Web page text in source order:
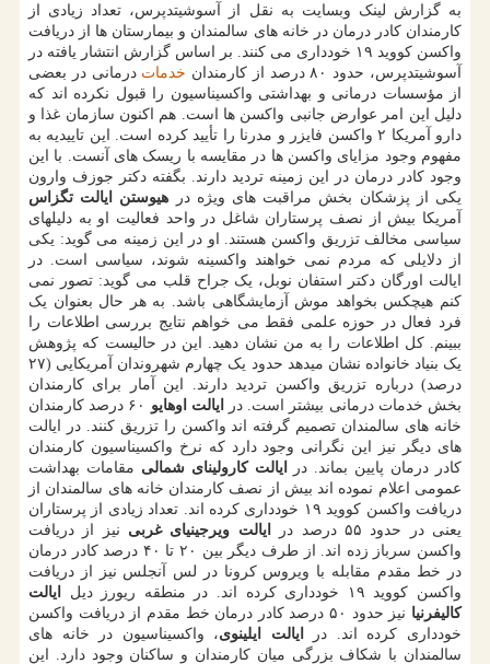
به گزارش لینک وبسایت به نقل از آسوشیتدپرس، تعداد زیادی از
کارمندان کادر درمان در خانه های سالمندان و بیمارستان ها از دریافت
واکسن کووید ۱۹ خودداری می کنند. بر اساس گزارش انتشار یافته در
آسوشیتدپرس، حدود ۸۰ درصد از کارمندان
خدمات درمانی در بعضی
از مؤسسات درمانی و بهداشتی واکسیناسیون را قبول نکرده اند که
دلیل این امر عوارض جانبی واکسن ها است. هم اکنون سازمان غذا و
دارو آمریکا ۲ واکسن فایزر و مدرنا را تأیید کرده است. این تاییدیه به
مفهوم وجود مزایای واکسن ها در مقایسه با ریسک های آنست. با این
وجود کادر درمان در این زمینه تردید دارند. بگفته دکتر جوزف وارون
یکی از پزشکان بخش مراقبت های ویژه در
هیوستن ایالت تگزاس
آمریکا بیش از نصف پرستاران شاغل در واحد فعالیت او به دلیلهای
سیاسی مخالف تزریق واکسن هستند. او در این زمینه می گوید: یکی
از دلایلی که مردم نمی خواهند واکسینه شوند، سیاسی است. در
ایالت اورگان دکتر استفان نوبل، یک جراح قلب می گوید: تصور نمی
کنم هیچکس بخواهد موش آزمایشگاهی باشد. به هر حال بعنوان یک
فرد فعال در حوزه علمی فقط می خواهم نتایج بررسی اطلاعات را
ببینم. کل اطلاعات را به من نشان دهید. این در حالیست که پژوهش
یک بنیاد خانواده نشان میدهد حدود یک چهارم شهروندان آمریکایی (۲۷
درصد) درباره تزریق واکسن تردید دارند. این آمار برای کارمندان
بخش خدمات درمانی بیشتر است. در
ایالت اوهایو
۶۰ درصد کارمندان
خانه های سالمندان تصمیم گرفته اند واکسن را تزریق کنند. در ایالت
های دیگر نیز این نگرانی وجود دارد که نرخ واکسیناسیون کارمندان
کادر درمان پایین بماند. در
ایالت کارولینای شمالی مقامات بهداشت
عمومی اعلام نموده اند بیش از نصف کارمندان خانه های سالمندان از
دریافت واکسن کووید ۱۹ خودداری کرده اند. تعداد زیادی از پرستاران
یعنی در حدود ۵۵ درصد در
ایالت ویرجینیای غربی نیز از دریافت
واکسن سرباز زده اند. از طرف دیگر بین ۲۰ تا ۴۰ درصد کادر درمان
در خط مقدم مقابله با ویروس کرونا در لس آنجلس نیز از دریافت
واکسن کووید ۱۹ خودداری کرده اند. در منطقه ریورز دیل
ایالت
کالیفرنیا
نیز حدود ۵۰ درصد کادر درمان خط مقدم از دریافت واکسن
خودداری کرده اند. در
ایالت ایلینوی، واکسیناسیون در خانه های
سالمندان با شکاف بزرگی میان کارمندان و ساکنان وجود دارد. این